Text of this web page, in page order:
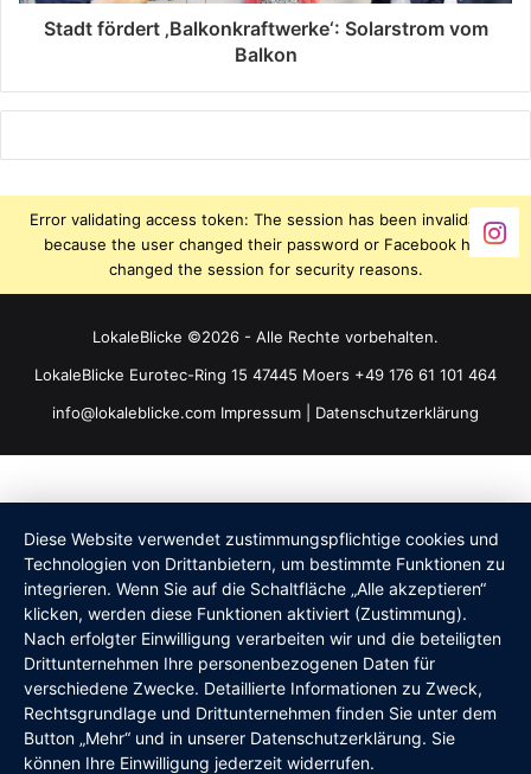
Stadt fördert ‚Balkonkraftwerke‘: Solarstrom vom
Balkon
Error validating access token: The session has been invalidated
because the user changed their password or Facebook has
changed the session for security reasons.
LokaleBlicke ©2026 - Alle Rechte vorbehalten.
LokaleBlicke Eurotec-Ring 15 47445 Moers +49 176 61 101 464
info@lokaleblicke.com Impressum Datenschutzerklärung
Diese Website verwendet zustimmungspflichtige cookies und
Technologien von Drittanbietern, um bestimmte Funktionen zu
integrieren. Wenn Sie auf die Schaltfläche „Alle akzeptieren“
klicken, werden diese Funktionen aktiviert (Zustimmung).
Nach erfolgter Einwilligung verarbeiten wir und die beteiligten
Drittunternehmen Ihre personenbezogenen Daten für
verschiedene Zwecke. Detaillierte Informationen zu Zweck,
Rechtsgrundlage und Drittunternehmen finden Sie unter dem
Button „Mehr“ und in unserer Datenschutzerklärung. Sie
können Ihre Einwilligung jederzeit widerrufen.